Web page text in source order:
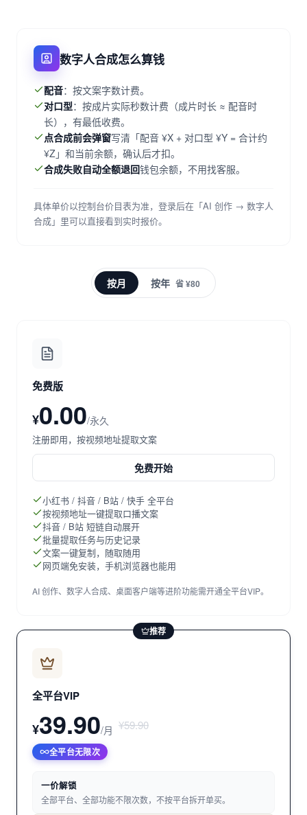
数字人合成怎么算钱
配音：按文案字数计费。
对口型：按成片实际秒数计费（成片时长 ≈ 配音时
长），有最低收费。
点合成前会弹窗写清「配音 ¥X + 对口型 ¥Y = 合计约
¥Z」和当前余额，确认后才扣。
合成失败自动全额退回钱包余额，不用找客服。
具体单价以控制台价目表为准，登录后在「AI 创作 → 数字人
合成」里可以直接看到实时报价。
按月 按年 省 ¥80
免费版
¥0.00/永久
注册即用，按视频地址提取文案
免费开始
小红书 / 抖音 / B站 / 快手 全平台
按视频地址一键提取口播文案
抖音 / B站 短链自动展开
批量提取任务与历史记录
文案一键复制，随取随用
网页端免安装，手机浏览器也能用
AI 创作、数字人合成、桌面客户端等进阶功能需开通全平台VIP。
推荐
全平台VIP
¥39.90/月 ¥59.90
全平台无限次
一价解锁
全部平台、全部功能不限次数，不按平台拆开单买。